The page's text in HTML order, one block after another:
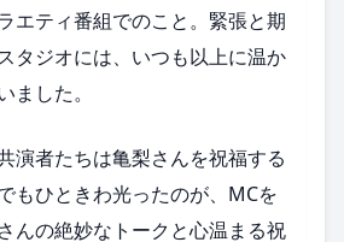
エティ番組でのこと。緊張と期
タジオには、いつも以上に温か
ました。
演者たちは亀梨さんを祝福する
もひときわ光ったのが、MCを
んの絶妙なトークと心温まる祝